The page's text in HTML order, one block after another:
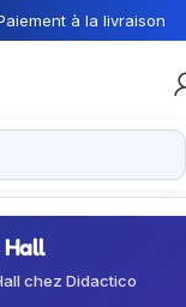
à la livraison
chez Didactico